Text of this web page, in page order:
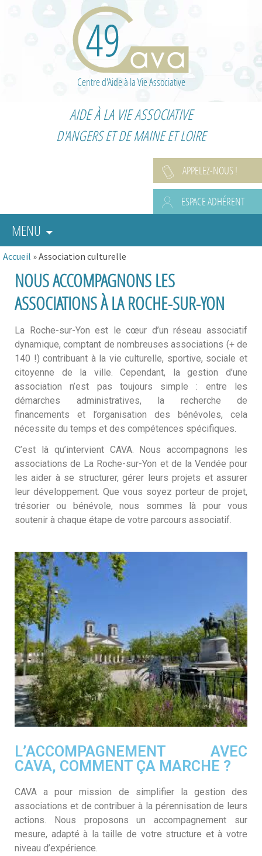
Centre d'Aide à la Vie Associative
AIDE À LA VIE ASSOCIATIVE
D'ANGERS ET DE MAINE ET LOIRE
APPELEZ-NOUS !
ESPACE ADHÉRENT
MENU
Accueil »Association culturelle
NOUS ACCOMPAGNONS LES
ASSOCIATIONS À LA ROCHE-SUR-YON
La Roche-sur-Yon est le cœur d’un réseau associatif
dynamique, comptant de nombreuses associations (+ de
140 !) contribuant à la vie culturelle, sportive, sociale et
citoyenne de la ville. Cependant, la gestion d’une
association n’est pas toujours simple : entre les
démarches administratives, la recherche de
financements et l’organisation des bénévoles, cela
nécessite du temps et des compétences spécifiques.
C’est là qu’intervient CAVA. Nous accompagnons les
associations de La Roche-sur-Yon et de la Vendée pour
les aider à se structurer, gérer leurs projets et assurer
leur développement. Que vous soyez porteur de projet,
trésorier ou bénévole, nous sommes là pour vous
soutenir à chaque étape de votre parcours associatif.
L’ACCOMPAGNEMENT AVEC
CAVA, COMMENT ÇA MARCHE ?
CAVA a pour mission de simplifier la gestion des
associations et de contribuer à la pérennisation de leurs
actions. Nous proposons un accompagnement sur
mesure, adapté à la taille de votre structure et à votre
niveau d’expérience.